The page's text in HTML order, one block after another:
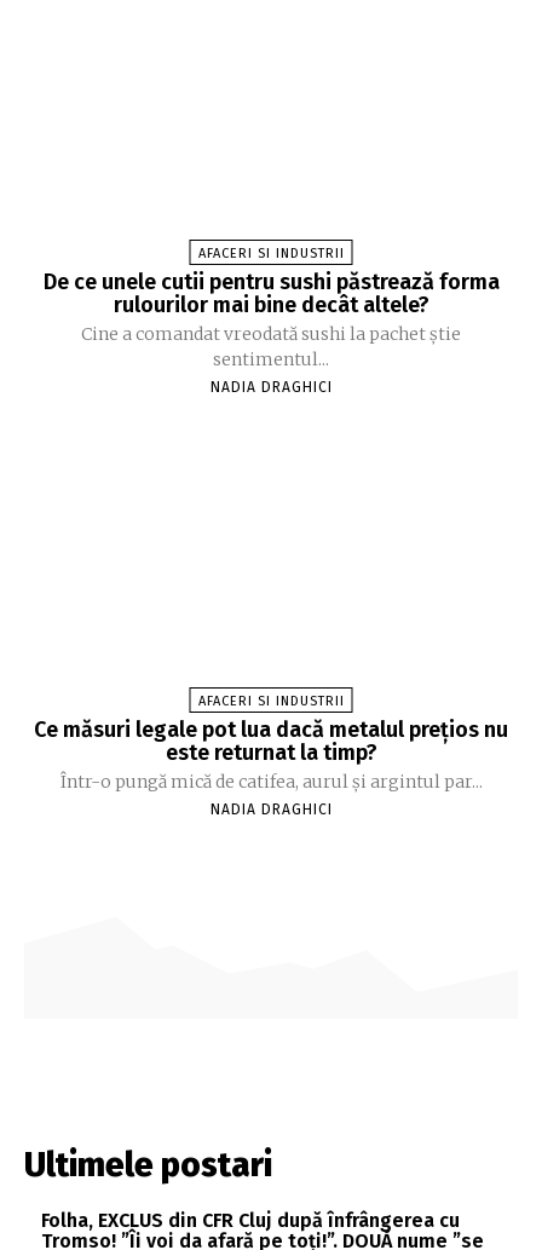
AFACERI SI INDUSTRII
De ce unele cutii pentru sushi păstrează forma
rulourilor mai bine decât altele?
Cine a comandat vreodată sushi la pachet știe
sentimentul...
NADIA DRAGHICI
AFACERI SI INDUSTRII
Ce măsuri legale pot lua dacă metalul prețios nu
este returnat la timp?
Într-o pungă mică de catifea, aurul și argintul par...
NADIA DRAGHICI
Ultimele postari
Folha, EXCLUS din CFR Cluj după înfrângerea cu
Tromso! ”Îi voi da afară pe toți!”. DOUĂ nume ”se